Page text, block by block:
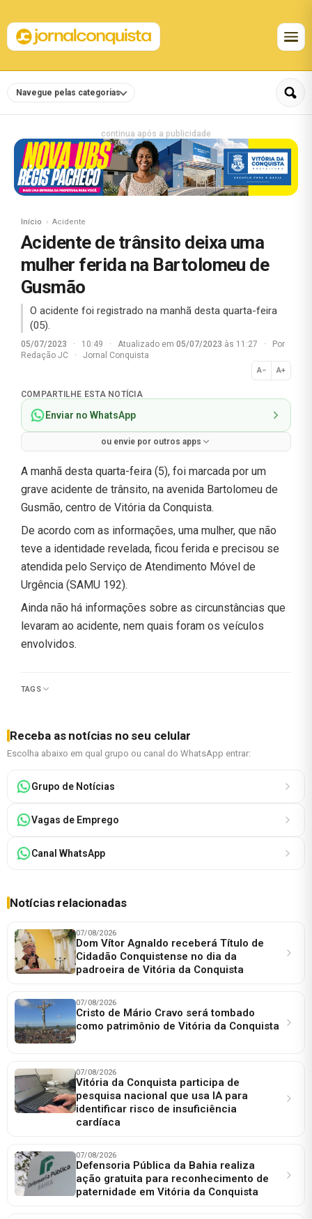
Navegue pelas categorias
continua após a publicidade
Início Acidente
Acidente de trânsito deixa uma
mulher ferida na Bartolomeu de
Gusmão
O acidente foi registrado na manhã desta quarta-feira
(05).
05/07/2023 · 10:49 · Atualizado em 05/07/2023 às 11:27 ·
Por
Redação JC
· Jornal Conquista
A− A+
Normal
COMPARTILHE ESTA NOTÍCIA
Enviar no WhatsApp
ou envie por outros apps
A manhã desta quarta-feira (5), foi marcada por um
grave acidente de trânsito, na avenida Bartolomeu de
Gusmão, centro de Vitória da Conquista.
De acordo com as informações, uma mulher, que não
teve a identidade revelada, ficou ferida e precisou se
atendida pelo Serviço de Atendimento Móvel de
Urgência (SAMU 192).
Ainda não há informações sobre as circunstâncias que
levaram ao acidente, nem quais foram os veículos
envolvidos.
TAGS
Receba as notícias no seu celular
Escolha abaixo em qual grupo ou canal do WhatsApp entrar:
Grupo de Notícias
Vagas de Emprego
Canal WhatsApp
Notícias relacionadas
07/08/2026
Dom Vítor Agnaldo receberá Título de
Cidadão Conquistense no dia da
padroeira de Vitória da Conquista
07/08/2026
Cristo de Mário Cravo será tombado
como patrimônio de Vitória da Conquista
07/08/2026
Vitória da Conquista participa de
pesquisa nacional que usa IA para
identificar risco de insuficiência
cardíaca
07/08/2026
Defensoria Pública da Bahia realiza
ação gratuita para reconhecimento de
paternidade em Vitória da Conquista